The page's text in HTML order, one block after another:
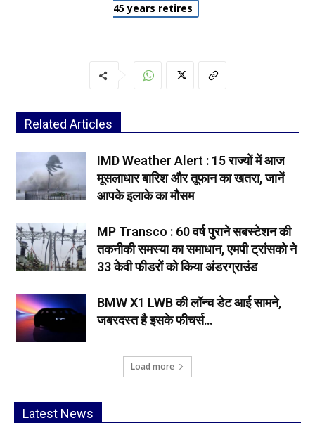
45 years retires
Related Articles
IMD Weather Alert : 15 राज्यों में आज
मूसलाधार बारिश और तूफान का खतरा, जानें
आपके इलाके का मौसम
MP Transco : 60 वर्ष पुराने सबस्टेशन की
तकनीकी समस्या का समाधान, एमपी ट्रांसको ने
33 केवी फीडरों को किया अंडरग्राउंड
BMW X1 LWB की लॉन्च डेट आई सामने,
जबरदस्त है इसके फीचर्स…
Load more
Latest News